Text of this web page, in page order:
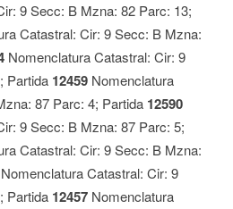
9 Secc: B Mzna: 82 Parc: 13;
Catastral: Cir: 9 Secc: B Mzna:
Nomenclatura Catastral: Cir: 9
Partida 12459 Nomenclatura
87 Parc: 4; Partida 12590
9 Secc: B Mzna: 87 Parc: 5;
Catastral: Cir: 9 Secc: B Mzna:
Nomenclatura Catastral: Cir: 9
Partida 12457 Nomenclatura